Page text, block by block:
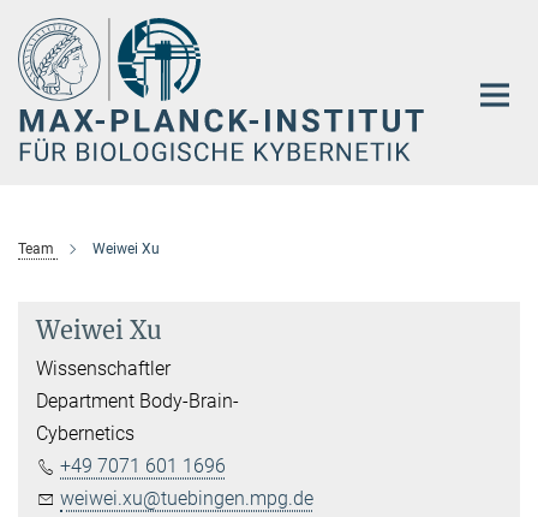
Hauptinhalt
Team Weiwei Xu
Weiwei Xu
Wissenschaftler
Department Body-Brain-
Cybernetics
+49 7071 601 1696
weiwei.xu@tuebingen.mpg.de